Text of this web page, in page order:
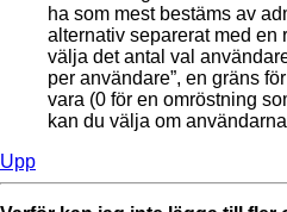
ha som mest bestäms av
alternativ separerat med en
välja det antal val
per användare”, en gräns
vara (0 för en omröstning
kan du välja om
Upp